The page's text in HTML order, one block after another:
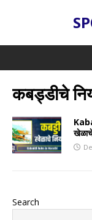
कबड्डीचे
Search